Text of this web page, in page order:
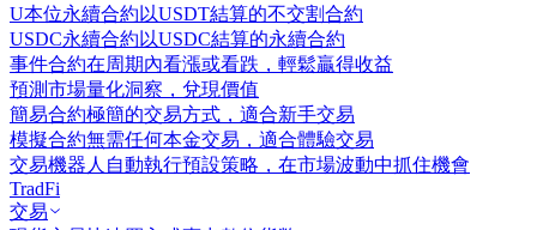
U本位永續合約 以USDT結算的不交割合約
USDC永續合約 以USDC結算的永續合約
事件合約在周期內看漲或看跌，輕鬆贏得收益
預測市場量化洞察，兌現價值
簡易合約極簡的交易方式，適合新手交易
模擬合約無需任何本金交易，適合體驗交易
交易機器人 自動執行預設策略，在市場波動中抓住機會
TradFi
交易